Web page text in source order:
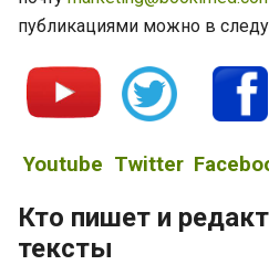
публикациями можно в
Youtube Twitter
Кто пишет и
тексты